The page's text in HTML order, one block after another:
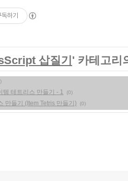
하기
삽질기 ' 카테고리
템 테트리스 만들기 - 1 (0)
만들기 (Item Tetris 만들기) (0)